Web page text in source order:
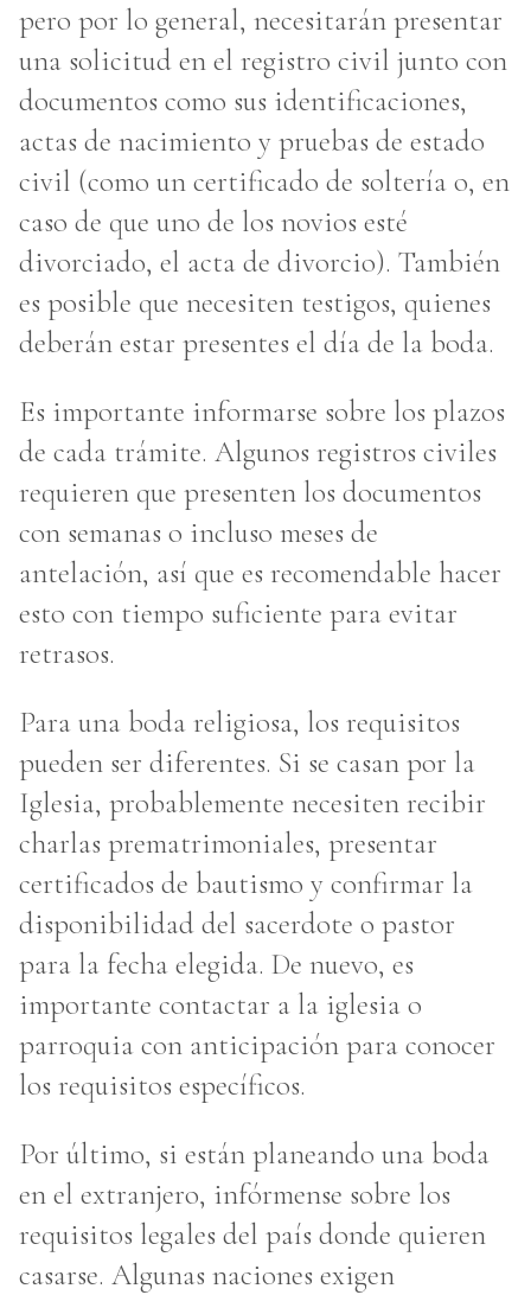
pero por lo general, necesitarán presentar
una solicitud en el registro civil junto con
documentos como sus identificaciones,
actas de nacimiento y pruebas de estado
civil (como un certificado de soltería o, en
caso de que uno de los novios esté
divorciado, el acta de divorcio). También
es posible que necesiten testigos, quienes
deberán estar presentes el día de la boda.
Es importante informarse sobre los plazos
de cada trámite. Algunos registros civiles
requieren que presenten los documentos
con semanas o incluso meses de
antelación, así que es recomendable hacer
esto con tiempo suficiente para evitar
retrasos.
Para una boda religiosa, los requisitos
pueden ser diferentes. Si se casan por la
Iglesia, probablemente necesiten recibir
charlas prematrimoniales, presentar
certificados de bautismo y confirmar la
disponibilidad del sacerdote o pastor
para la fecha elegida. De nuevo, es
importante contactar a la iglesia o
parroquia con anticipación para conocer
los requisitos específicos.
Por último, si están planeando una boda
en el extranjero, infórmense sobre los
requisitos legales del país donde quieren
casarse. Algunas naciones exigen